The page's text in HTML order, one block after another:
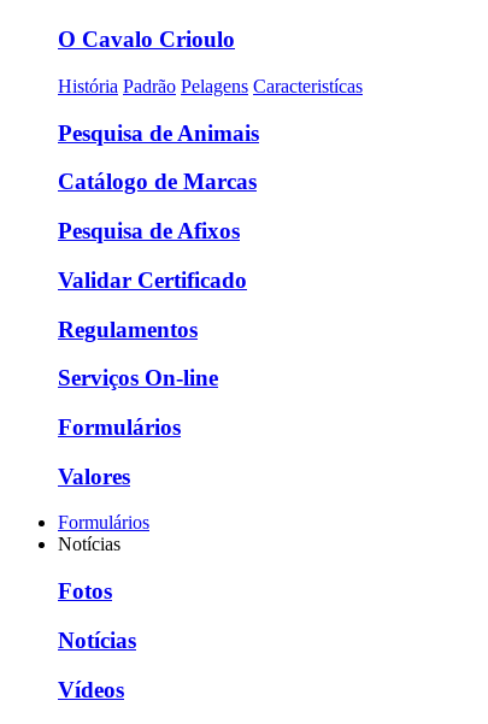
O Cavalo Crioulo
História Padrão Pelagens Caracteristícas
Pesquisa de Animais
Catálogo de Marcas
Pesquisa de Afixos
Validar Certificado
Regulamentos
Serviços On-line
Formulários
Valores
Formulários
Notícias
Fotos
Notícias
Vídeos